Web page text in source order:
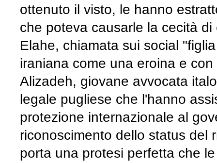
ottenuto il visto, le hanno
che poteva causarle la cecità
Elahe, chiamata sui social
iraniana come una eroina e
Alizadeh, giovane avvocata
legale pugliese che l'hanno
protezione internazionale al
riconoscimento dello status del
porta una protesi perfetta che